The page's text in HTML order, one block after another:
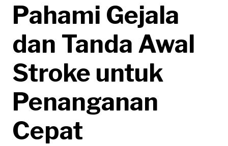
Pahami Gejala
dan Tanda Awal
Stroke untuk
Penanganan
Cepat